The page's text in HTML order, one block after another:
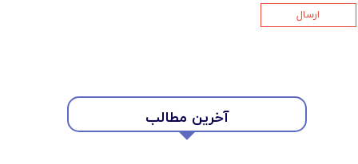
آخرین مطالب
ارسال